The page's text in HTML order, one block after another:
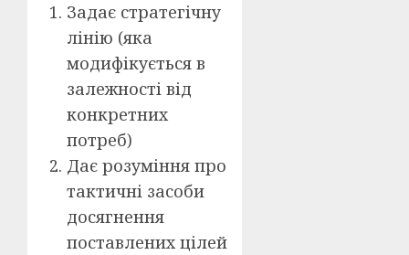
Задає стратегічну
лінію (яка
модифікується в
залежності від
конкретних
потреб)
Дає розуміння про
тактичні засоби
досягнення
поставлених цілей